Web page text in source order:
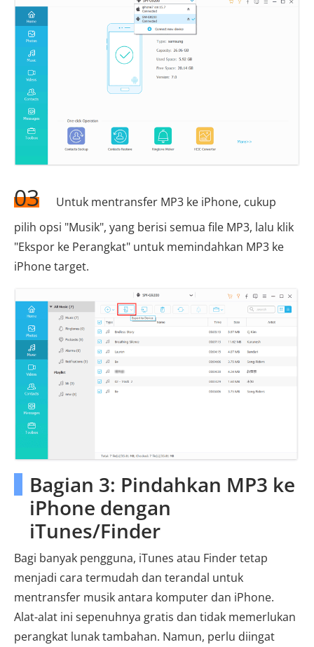
03
Untuk mentransfer MP3 ke iPhone, cukup
pilih opsi "Musik", yang berisi semua file MP3, lalu klik
"Ekspor ke Perangkat" untuk memindahkan MP3 ke
iPhone target.
Bagian 3: Pindahkan MP3 ke
iPhone dengan
iTunes/Finder
Bagi banyak pengguna, iTunes atau Finder tetap
menjadi cara termudah dan terandal untuk
mentransfer musik antara komputer dan iPhone.
Alat-alat ini sepenuhnya gratis dan tidak memerlukan
perangkat lunak tambahan. Namun, perlu diingat